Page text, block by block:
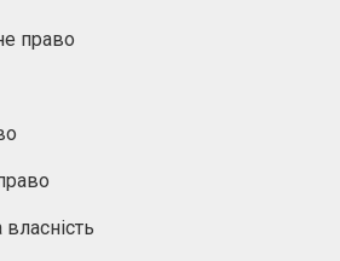
право
власність